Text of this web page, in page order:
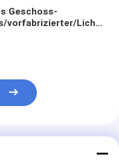
Geschoss-
vorfabrizierter/Licht-